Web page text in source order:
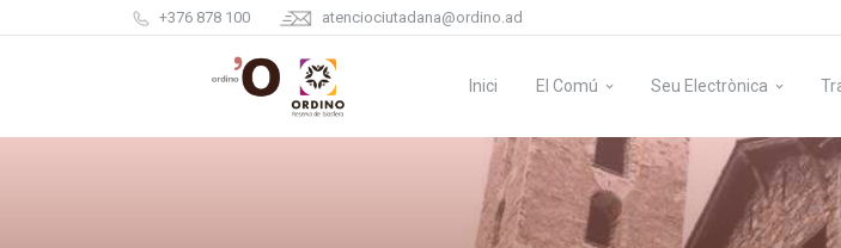
+376 878 100 atenciociutadana@ordino.ad
Inici El Comú Seu Electrònica